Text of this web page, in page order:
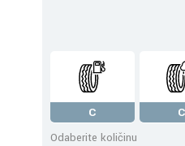
C C
Odaberite količinu